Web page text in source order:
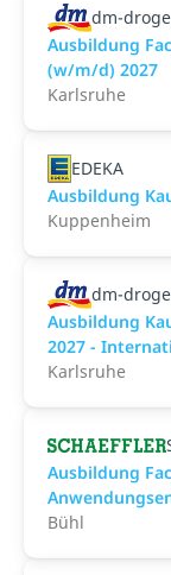
dm-
Ausbildung
(w/m/d) 2027
Karlsruhe
EDEKA
Ausbildung
Kuppenheim
dm-
Ausbildung
2027 -
Karlsruhe
Ausbildung
Bühl